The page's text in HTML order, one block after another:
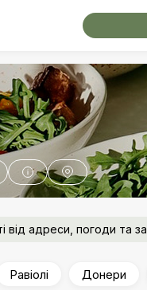
адреси, погоди та
Равіолі Донери